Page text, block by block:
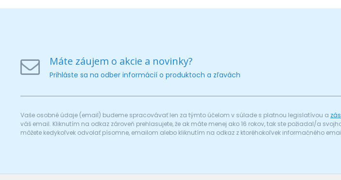
Máte záujem o akcie a novinky?
Prihláste sa na odber informácií o produktoch a zľavách
Vaše osobné údaje (email) budeme spracovávať len za týmto účelom v súlade s platnou legislatívou a
váš email. Kliknutím na odkaz zároveň prehlasujete, že ak máte menej ako 16 rokov, tak ste požiadal/a
môžete kedykoľvek odvolať písomne, emailom alebo kliknutím na odkaz z ktoréhokoľvek informačného